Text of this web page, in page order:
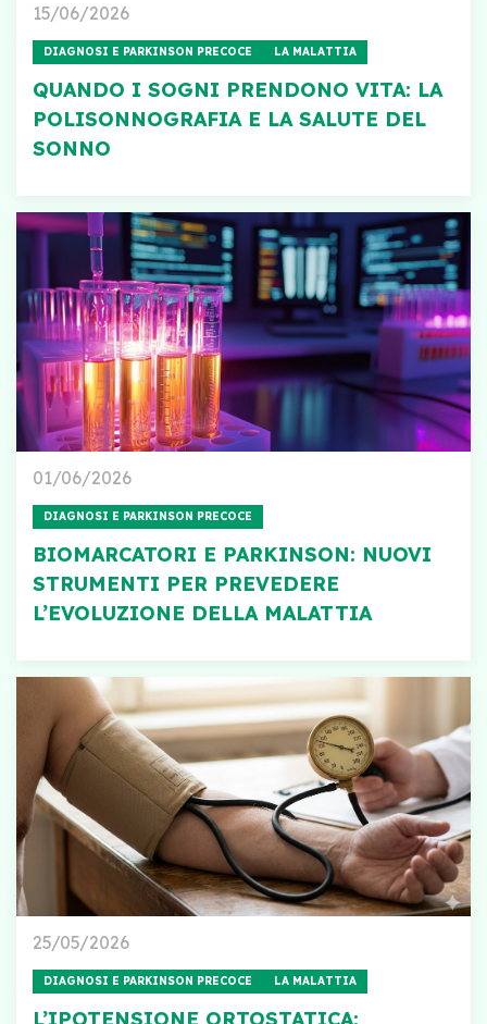
15/06/2026
DIAGNOSI E PARKINSON PRECOCE LA MALATTIA
QUANDO I SOGNI PRENDONO VITA: LA
POLISONNOGRAFIA E LA SALUTE DEL
SONNO
01/06/2026
DIAGNOSI E PARKINSON PRECOCE
BIOMARCATORI E PARKINSON: NUOVI
STRUMENTI PER PREVEDERE
L’EVOLUZIONE DELLA MALATTIA
25/05/2026
DIAGNOSI E PARKINSON PRECOCE LA MALATTIA
L’IPOTENSIONE ORTOSTATICA: